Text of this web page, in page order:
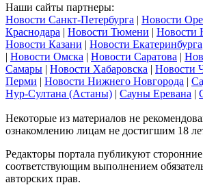
Наши сайты партнеры:
Новости Санкт-Петербурга | Новости
Краснодара | Новости Тюмени | Новости
Новости Казани | Новости Екатеринбурга
| Новости Омска | Новости Саратова |
Самары | Новости Хабаровска | Новости
Перми | Новости Нижнего Новгорода |
Нур-Султана (Астаны) | Сауны Еревана |
Некоторые из материалов не
ознакомлению лицам не достигшим 18
Редакторы портала публикуют
соответствующим выполнением
авторских прав.